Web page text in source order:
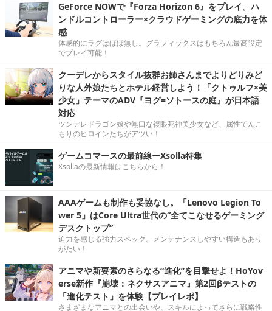
GeForce NOWで『Forza Horizon 6』をプレイ。ハ
ンドルコントローラー×クラウドゲーミングの底力を体
感
体感的にラグはほぼ無し。グラフィックスはもちろん最高設定
でプレイ可能！
クーデレからスタイル抜群お姉さんまでよりどりみど
りな人外娘たちとホテル経営しよう！「クトゥルフ×美
少女」テーマのADV『ヨグ=ソトースの庭』が日本語
対応
ツンデレドラゴン娘や無口な複眼死神美少女など、属性てんこ
もりのヒロインたちがアツい！
ゲームコマースの最前線ーXsolla特集
Xsollaの最新情報はこちらから！
AAAゲームも制作も妥協なし。「Lenovo Legion To
wer 5」はCore Ultra世代の“全てこなせるゲーミング
デスクトップ”
迫力を感じる強力スペック。メンテナンスしやすい構造もあり
がたい！
アニマや新要素のさらなる“進化”を目撃せよ！HoYov
erse新作『崩壊：ネクサスアニマ』第2回βテストの
「進化テスト」を体験【プレイレポ】
さまざまなアニマとの出会いや、スキルによってさらに戦略性